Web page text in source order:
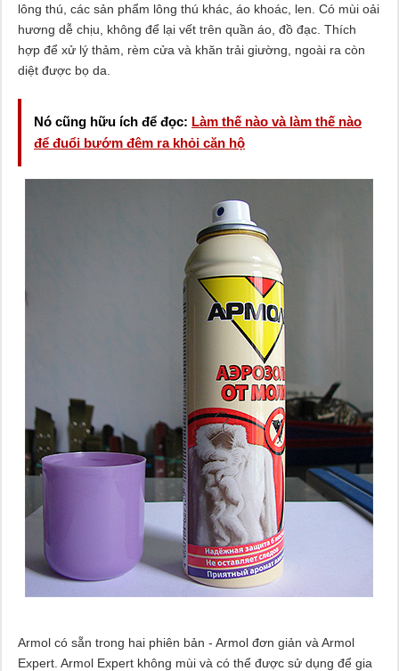
lông thú, các sản phẩm lông thú khác, áo khoác, len. Có mùi oải
hương dễ chịu, không để lại vết trên quần áo, đồ đạc. Thích
hợp để xử lý thảm, rèm cửa và khăn trải giường, ngoài ra còn
diệt được bọ da.
Nó cũng hữu ích để đọc: Làm thế nào và làm thế nào
để đuổi bướm đêm ra khỏi căn hộ
Armol có sẵn trong hai phiên bản - Armol đơn giản và Armol
Expert. Armol Expert không mùi và có thể được sử dụng để gia